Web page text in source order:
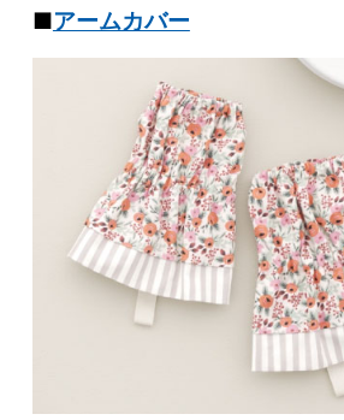
■アームカバー